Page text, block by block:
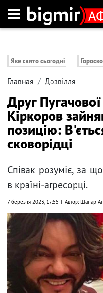
Яке свято сьогодні
Главная Дозвілля
Друг
Кіркоров
позицію:
сковорідці
Співак розуміє, за
в країні-агресорці.
7 березня 2023, 17:55 Автор: Шапар